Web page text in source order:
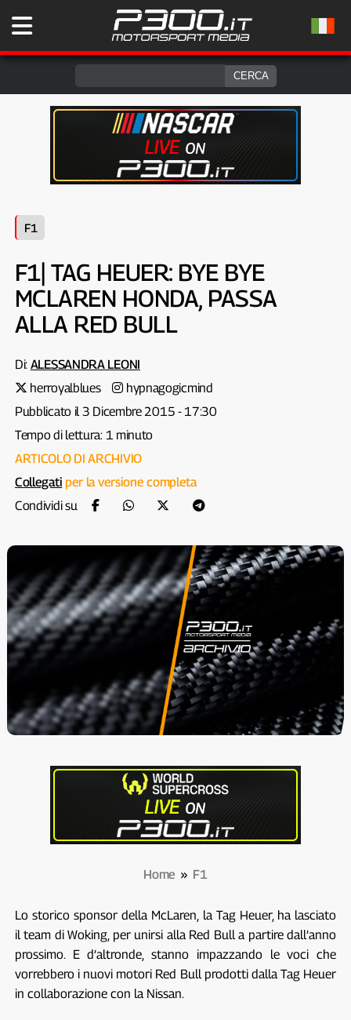
F1
F1| TAG HEUER: BYE BYE
MCLAREN HONDA, PASSA
ALLA RED BULL
Di: ALESSANDRA LEONI
herroyalblues
hypnagogicmind
Pubblicato il 3 Dicembre 2015 - 17:30
Tempo di lettura: 1 minuto
ARTICOLO DI ARCHIVIO
Collegati per la versione completa
Condividi su
Home » F1
Lo storico sponsor della McLaren, la Tag Heuer, ha lasciato
il team di Woking, per unirsi alla Red Bull a partire dall’anno
prossimo. E d’altronde, stanno impazzando le voci che
vorrebbero i nuovi motori Red Bull prodotti dalla Tag Heuer
in collaborazione con la Nissan.